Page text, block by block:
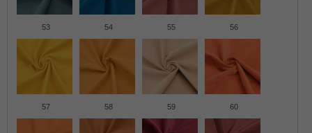
53 54 55 56
57 58 59 60